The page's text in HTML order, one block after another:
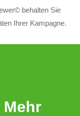
behalten Sie
Ihrer Kampagne.